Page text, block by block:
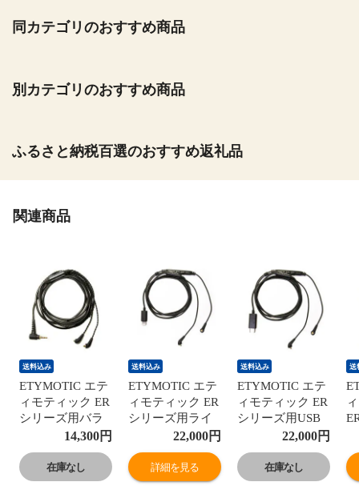
同カテゴリのおすすめ商品
別カテゴリのおすすめ商品
ふるさと納税百選のおすすめ返礼品
関連商品
送料込み
ETYMOTIC エテ
ィモティック ER
シリーズ用バラ
ンスケーブル
（2.5mm） ER-
BAL-CABLE
14,300円
在庫なし
送料込み
ETYMOTIC エテ
ィモティック ER
シリーズ用ライ
トニングケーブ
ル ER-LTG-
CABLE
22,000円
詳細を見る
送料込み
ETYMOTIC エテ
ィモティック ER
シリーズ用USB
TYPE-Cケーブル
ER-USBC-
CABLE
22,000円
在庫なし
送